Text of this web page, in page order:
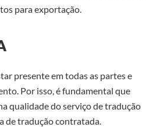
para exportação.
presente em todas as partes e
Por isso, é fundamental que
qualidadedo serviço de tradução
de tradução contratada.